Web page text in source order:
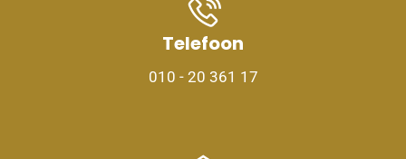
Telefoon
010 - 20 361 17